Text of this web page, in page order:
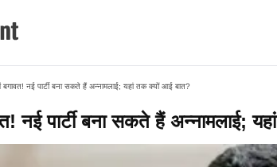
नई पार्टी बना सकते हैं अन्नामलाई; यहां तक क्यों आई बात?
नई पार्टी बना सकते हैं अन्नामलाई;